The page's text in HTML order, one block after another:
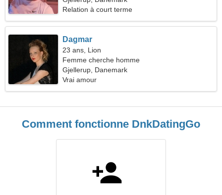
Relation à court terme
Dagmar
23 ans, Lion
Femme cherche homme
Gjellerup, Danemark
Vrai amour
Comment fonctionne DnkDatingGo